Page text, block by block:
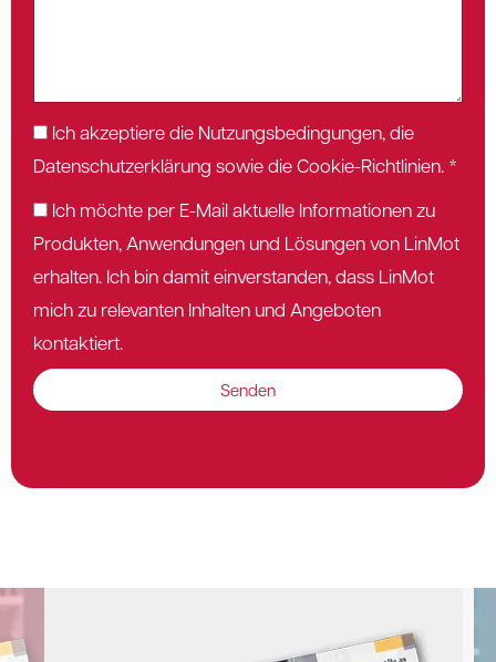
Ich akzeptiere die Nutzungsbedingungen, die
Datenschutzerklärung sowie die Cookie-Richtlinien. *
Ich möchte per E-Mail aktuelle Informationen zu
Produkten, Anwendungen und Lösungen von LinMot
erhalten. Ich bin damit einverstanden, dass LinMot
mich zu relevanten Inhalten und Angeboten
kontaktiert.
Senden